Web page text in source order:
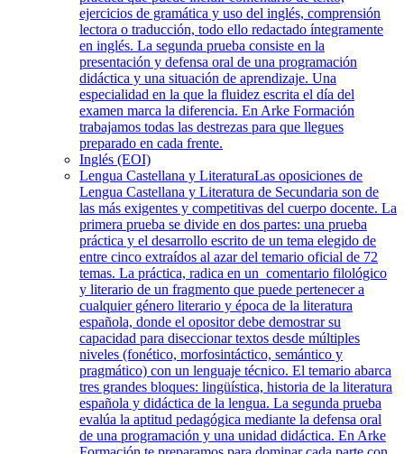
ejercicios de gramática y uso del inglés, comprensión
lectora o traducción, todo ello redactado íntegramente
en inglés. La segunda prueba consiste en la
presentación y defensa oral de una programación
didáctica y una situación de aprendizaje. Una
especialidad en la que la fluidez escrita el día del
examen marca la diferencia. En Arke Formación
trabajamos todas las destrezas para que llegues
preparado en cada frente.
Inglés (EOI)
Lengua Castellana y LiteraturaLas oposiciones de
Lengua Castellana y Literatura de Secundaria son de
las más exigentes y competitivas del cuerpo docente. La
primera prueba se divide en dos partes: una prueba
práctica y el desarrollo escrito de un tema elegido de
entre cinco extraídos al azar del temario oficial de 72
temas. La práctica, radica en un comentario filológico
y literario de un fragmento que puede pertenecer a
cualquier género literario y época de la literatura
española, donde el opositor debe demostrar su
capacidad para diseccionar textos desde múltiples
niveles (fonético, morfosintáctico, semántico y
pragmático) con un lenguaje técnico. El temario abarca
tres grandes bloques: lingüística, historia de la literatura
española y didáctica de la lengua. La segunda prueba
evalúa la aptitud pedagógica mediante la defensa oral
de una programación y una unidad didáctica. En Arke